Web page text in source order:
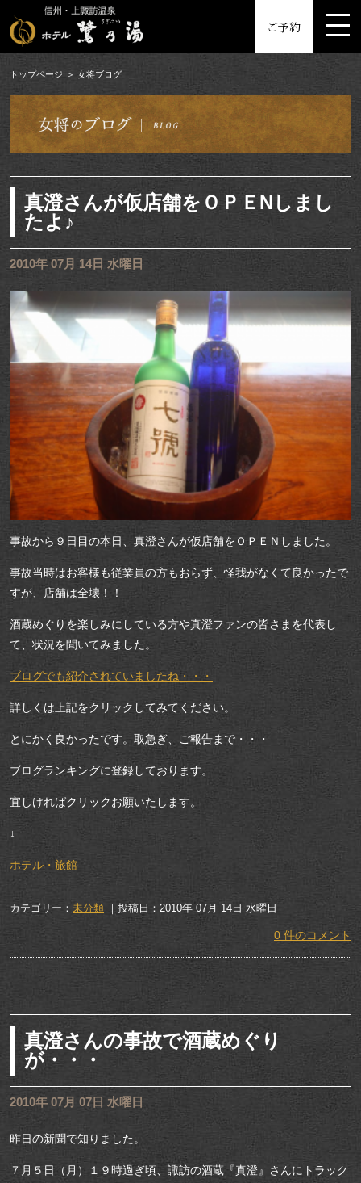
ご予約
トップページ 女将ブログ
真澄さんが仮店舗をＯＰＥNしまし
たよ♪
2010年 07月 14日 水曜日
事故から９日目の本日、真澄さんが仮店舗をＯＰＥＮしました。
事故当時はお客様も従業員の方もおらず、怪我がなくて良かったで
すが、店舗は全壊！！
酒蔵めぐりを楽しみにしている方や真澄ファンの皆さまを代表し
て、状況を聞いてみました。
ブログでも紹介されていましたね・・・
詳しくは上記をクリックしてみてください。
とにかく良かったです。取急ぎ、ご報告まで・・・
ブログランキングに登録しております。
宜しければクリックお願いたします。
↓
ホテル・旅館
カテゴリー： 未分類 ｜投稿日：2010年 07月 14日 水曜日
0 件のコメント
真澄さんの事故で酒蔵めぐり
が・・・
2010年 07月 07日 水曜日
昨日の新聞で知りました。
７月５日（月）１９時過ぎ頃、諏訪の酒蔵『真澄』さんにトラック